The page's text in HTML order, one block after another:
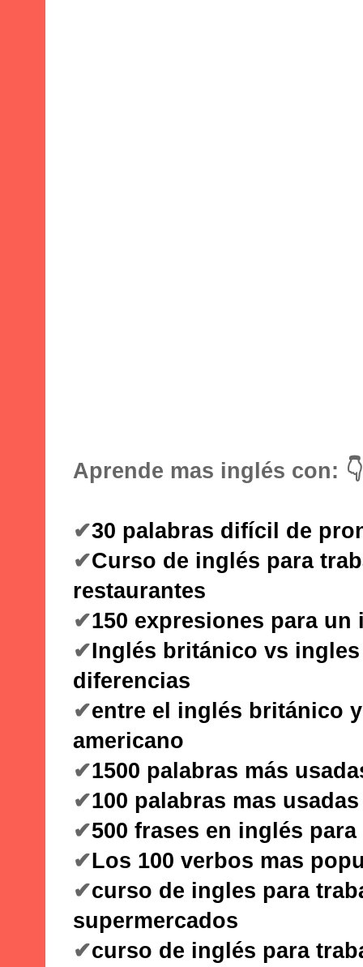
Aprende mas inglés con: 👇
✔30 palabras difícil de
✔Curso de inglés para
restaurantes
✔150 expresiones para
✔Inglés británico vs
diferencias
✔entre el inglés británico
americano
✔1500 palabras más
✔100 palabras mas
✔500 frases en inglés
✔Los 100 verbos mas
✔curso de ingles para
supermercados
✔curso de inglés para